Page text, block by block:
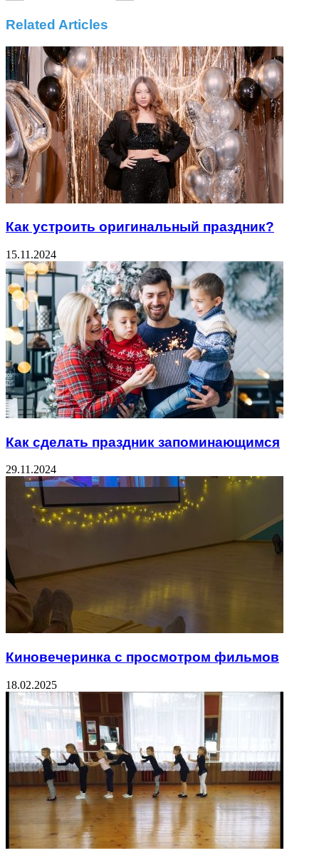
Related Articles
Как устроить оригинальный праздник?
15.11.2024
Как сделать праздник запоминающимся
29.11.2024
Киновечеринка с просмотром фильмов
18.02.2025